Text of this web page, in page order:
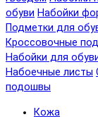
обуви Набойки
Подметки для
Кроссовочные
Набойки для
Набоечные листы
подошвы
Кожа